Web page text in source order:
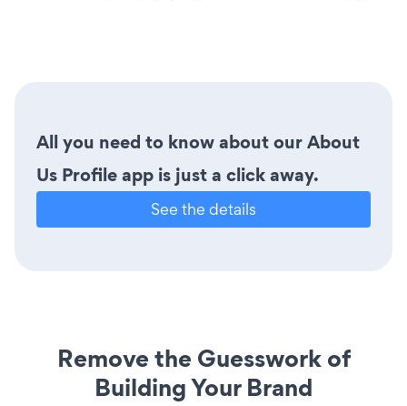
All you need to know about our About
Us Profile app is just a click away.
See the details
Remove the Guesswork of
Building Your Brand